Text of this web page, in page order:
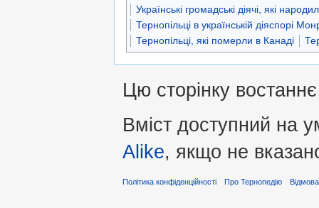
Українські громадські діячі, які
Тернопільці в українській діяспорі
Тернопільці, які померли в Канаді
Цю сторінку
Вміст доступний на
Alike, якщо не
Політика конфіденційності Про Тернопедію Відмова